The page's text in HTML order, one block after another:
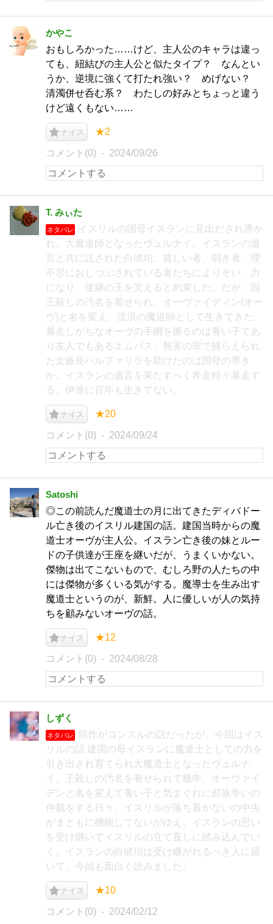
かやこ
おもしろかった……けど、主人公のキャラは違っ
ても、紐結びの主人公と似たタイプ？ なんとい
うか、逆境に強くて打たれ強い？ めげない？
清濁併せ呑む系？ わたしの好みとちょっと違う
けど遠くもない……
ナイス ★2
コメント(0) 2024/09/26
T. みぃた
ネタバレ
イスリルの国母イスランに見出だされ導か
れ、大魔道師となったヴュルナイ。イスランの遺
言と共に託された白琥珀。貧しい者、弱き者、理
不尽におしつぶされている者たちによりそい、力
になり、後継の王を支えると約束した。だが、国
王殺しの汚名を着せられ、オーヴァイディン(オー
ヴ)と名を変え、流浪の魔道師として生きてきた。
暴走しがちなオーヴの手綱を握るのは養い子であ
り友人でもあるエムバス。無実の罪で捕らえられ
た女族長ハルファリラを助けたのは国母の導き
か。イスランの遺言を果たすべく奔走時々暴走す
る。伊達に百年も生きてない。
ナイス ★20
コメント(0) 2024/09/24
Satoshi
◎この前読んだ魔道士の月に出てきたディバドー
ル亡き後のイスリル建国の話。建国当時からの魔
道士オーヴが主人公。イスラン亡き後の妹とルー
ドの子供達が王座を継いだが、うまくいかない。
傑物は出てこないもので、むしろ野の人たちの中
には傑物が多くいる気がする。魔導士を生み出す
魔道士というのが、新鮮。人に優しいが人の気持
ちを顧みないオーヴの話。
ナイス ★12
コメント(0) 2024/08/28
しずく
ネタバレ
前作がコンスルの話だったが、今回はイス
リルの話 建国の母イスランに魔道士としての力を
引き出され育てられ大魔道士となったヴュルナ
イ。王殺しの汚名を着せられて幾年、オーヴァイ
デンと名を変えて養い子と気まぐれに部族争いの
仲裁をする日々。イスリルが落ち着かないの中央
がまともに機能してないがゆえ。イスランの思い
を受け継いてイスリルの立て直しに踏み込んでい
く。イスランの白琥珀は受け継がれるべき人に届
いて。今回も面白く読みました。
ナイス ★10
コメント(0) 2024/02/12